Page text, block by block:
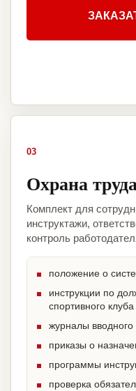
03
Охрана
Комплект для
инструктажи,
контроль
положение о
инструкции по
спортивного клуба
журналы вводного
приказы о
программы
проверка